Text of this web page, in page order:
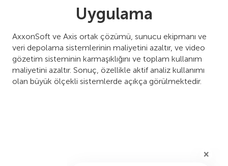
Uygulama
AxxonSoft ve Axis ortak çözümü, sunucu ekipmanı ve
veri depolama sistemlerinin maliyetini azaltır, ve video
gözetim sisteminin karmaşıklığını ve toplam kullanım
maliyetini azaltır. Sonuç, özellikle aktif analiz kullanımı
olan büyük ölçekli sistemlerde açıkça görülmektedir.